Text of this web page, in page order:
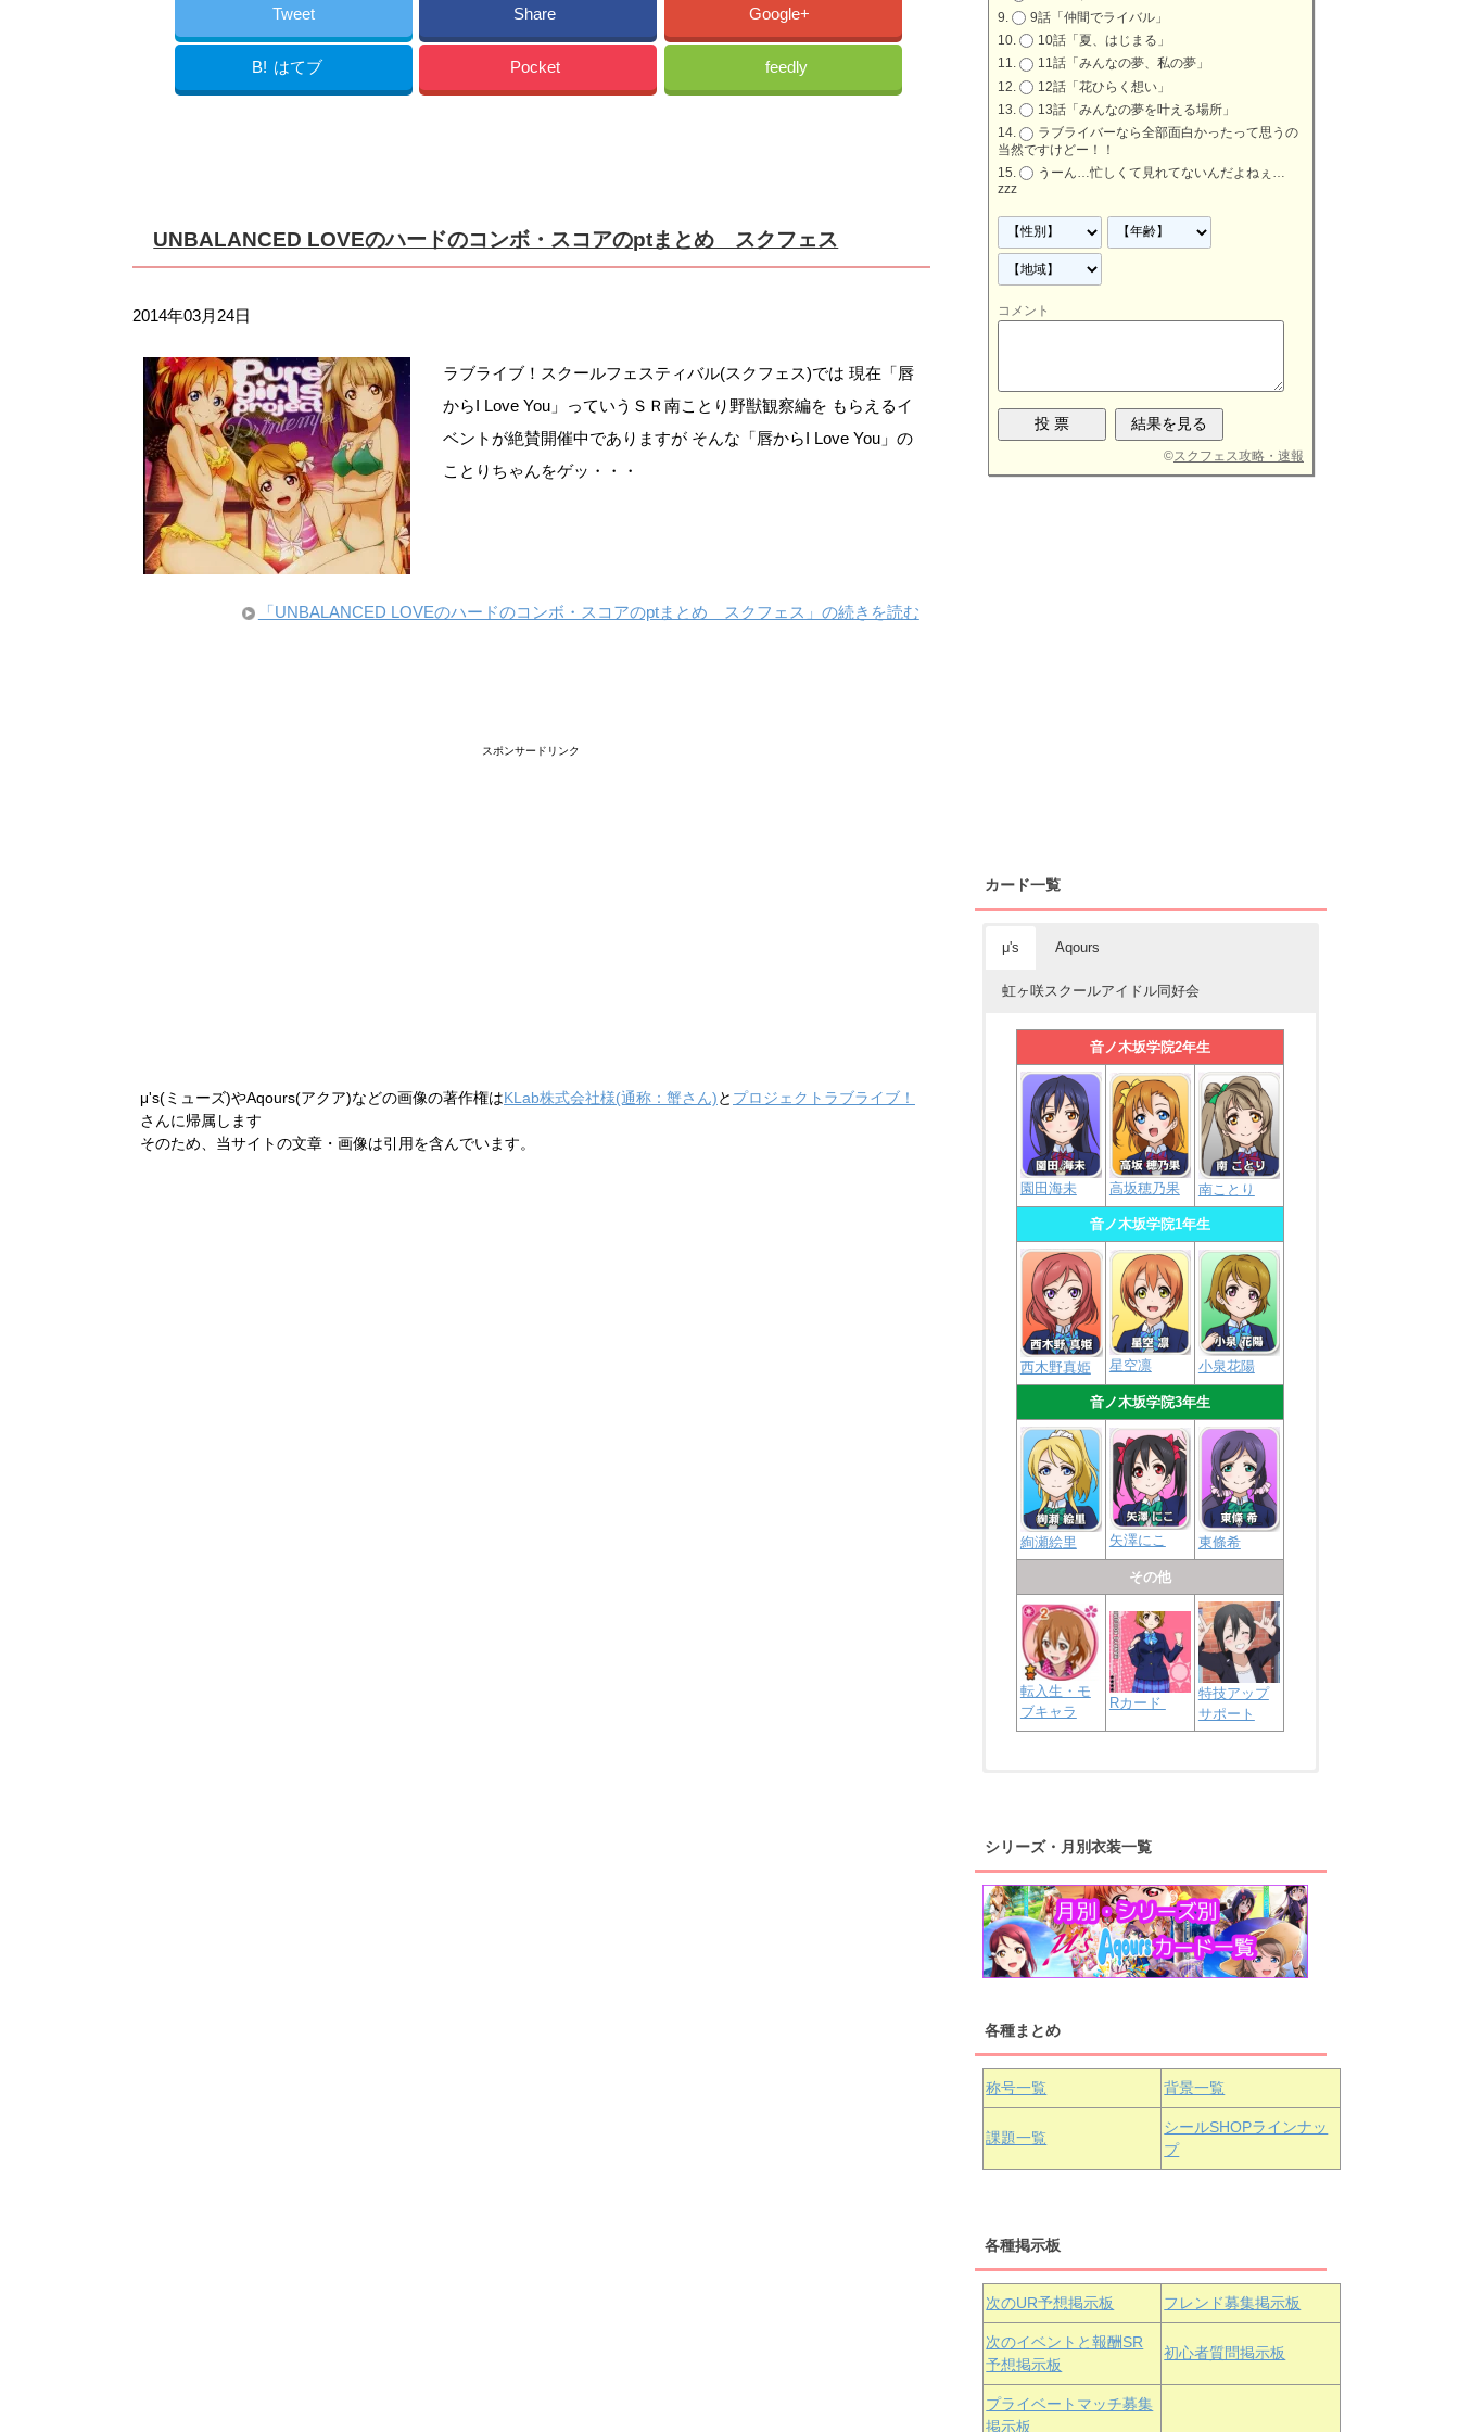
Tweet Share Google+
B! はてブ Pocket feedly
UNBALANCED LOVEのハードのコンボ・スコアのptまとめ スクフェス
2014年03月24日
ラブライブ！スクールフェスティバル(スクフェス)では 現在「唇
からI Love You」っていうＳＲ南ことり野獣観察編を もらえるイ
ベントが絶賛開催中でありますが そんな「唇からI Love You」の
ことりちゃんをゲッ・・・
「UNBALANCED LOVEのハードのコンボ・スコアのptまとめ スクフェス」の続きを読む
スポンサードリンク
μ's(ミューズ)やAqours(アクア)などの画像の著作権はKLab株式会社様(通称：蟹さん)と プロジェクトラブライブ！
さんに帰属します
そのため、当サイトの文章・画像は引用を含んでいます。
9話「仲間でライバル」
10話「夏、はじまる」
11話「みんなの夢、私の夢」
12話「花ひらく想い」
13話「みんなの夢を叶える場所」
ラブライバーなら全部面白かったって思うの
当然ですけどー！！
うーん…忙しくて見れてないんだよねぇ…
zzz
コメント
©スクフェス攻略・速報
カード一覧
μ's Aqours
虹ヶ咲スクールアイドル同好会
音ノ木坂学院2年生
園田海未 高坂穂乃果 南ことり
音ノ木坂学院1年生
西木野真姫 星空凛 小泉花陽
音ノ木坂学院3年生
絢瀬絵里 矢澤にこ 東條希
その他
転入生・モ
ブキャラ
Rカード
特技アップ
サポート
桜内梨子 高海千歌 渡辺曜
浦の星女学院1年生
津島善子 黒澤ルビィ 国木田花丸
浦の星女学院3年生
黒澤ダイヤ
上原歩夢 宮下愛 優木せつ菜
虹ヶ咲学園1年生
中須かすみ 天王寺璃奈 桜坂しずく
近江彼方
エマ・ヴェ
シリーズ・月別衣装一覧
各種まとめ
称号一覧 背景一覧
課題一覧
シールSHOPラインナッ
プ
各種掲示板
次のUR予想掲示板 フレンド募集掲示板
次のイベントと報酬SR
予想掲示板
初心者質問掲示板
プライベートマッチ募集
掲示板